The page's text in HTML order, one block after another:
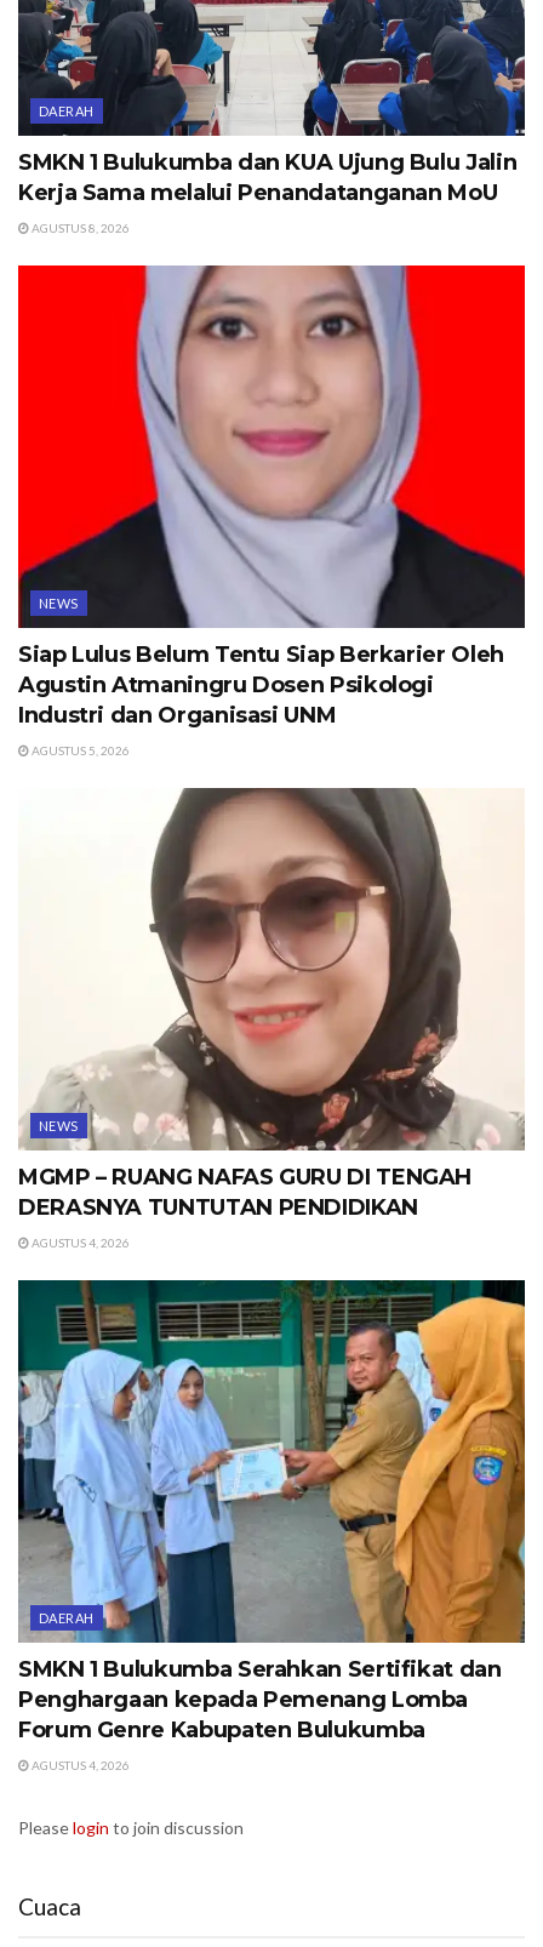
DAERAH
SMKN 1 Bulukumba dan KUA Ujung Bulu Jalin
Kerja Sama melalui Penandatanganan MoU
AGUSTUS 8, 2026
NEWS
Siap Lulus Belum Tentu Siap Berkarier Oleh
Agustin Atmaningru Dosen Psikologi
Industri dan Organisasi UNM
AGUSTUS 5, 2026
NEWS
MGMP – RUANG NAFAS GURU DI TENGAH
DERASNYA TUNTUTAN PENDIDIKAN
AGUSTUS 4, 2026
DAERAH
SMKN 1 Bulukumba Serahkan Sertifikat dan
Penghargaan kepada Pemenang Lomba
Forum Genre Kabupaten Bulukumba
AGUSTUS 4, 2026
Pleaselogin to join discussion
Cuaca